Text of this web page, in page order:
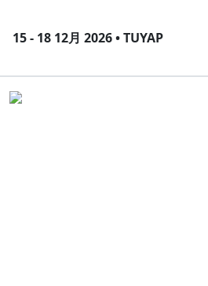
15 - 18 12月 2026 • TUYAP